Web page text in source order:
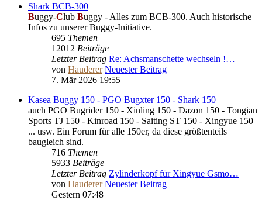
Shark BCB-300
Buggy-Club Buggy - Alles zum BCB-300. Auch historische
Infos zu unserer Buggy-Initiative.
695 Themen
12012 Beiträge
Letzter Beitrag Re: Achsmanschette wechseln !…
von Hauderer Neuester Beitrag
7. Mär 2026 19:55
Kasea Buggy 150 - PGO Bugxter 150 - Shark 150
auch PGO Bugrider 150 - Xinling 150 - Dazon 150 - Tongian
Sports TJ 150 - Kinroad 150 - Saiting ST 150 - Xingyue 150
... usw. Ein Forum für alle 150er, da diese größtenteils
baugleich sind.
716 Themen
5933 Beiträge
Letzter Beitrag Zylinderkopf für Xingyue Gsmo…
von Hauderer Neuester Beitrag
Gestern 07:48